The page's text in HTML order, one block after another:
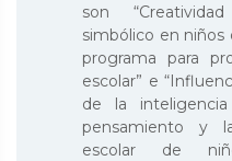
son
simbólico en niños
programa para
escolar” e
de la
pensamiento y
escolar de